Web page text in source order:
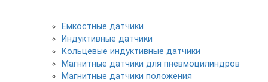
Емкостные датчики
Индуктивные датчики
Кольцевые индуктивные датчики
Магнитные датчики для пневмоцилиндров
Магнитные датчики положения